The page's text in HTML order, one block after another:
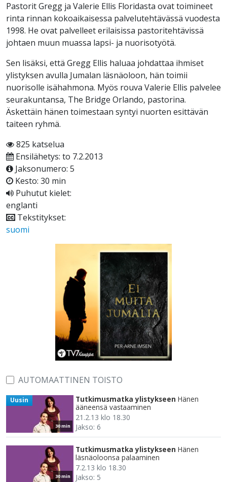
Pastorit Gregg ja Valerie Ellis Floridasta ovat toimineet
rinta rinnan kokoaikaisessa palvelutehtävässä vuodesta
1998. He ovat palvelleet erilaisissa pastoritehtävissä
johtaen muun muassa lapsi- ja nuorisotyötä.
Sen lisäksi, että Gregg Ellis haluaa johdattaa ihmiset
ylistyksen avulla Jumalan läsnäoloon, hän toimii
nuorisolle isähahmona. Myös rouva Valerie Ellis palvelee
seurakuntansa, The Bridge Orlando, pastorina.
Äskettäin hänen toimestaan syntyi nuorten esittävän
taiteen ryhmä.
825 katselua
Ensilähetys: to 7.2.2013
Jaksonumero: 5
Kesto: 30 min
Puhutut kielet:
englanti
Tekstitykset:
suomi
AUTOMAATTINEN TOISTO
30 min
Uusin Tutkimusmatka ylistykseen Hänen
ääneensä vastaaminen
21.2.13 klo 18.30
Jakso: 6
30 min
Tutkimusmatka ylistykseen Hänen
läsnäoloonsa palaaminen
7.2.13 klo 18.30
Jakso: 5